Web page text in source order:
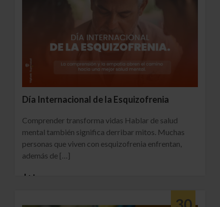
Día Internacional de la Esquizofrenia
Comprender transforma vidas Hablar de salud
mental también significa derribar mitos. Muchas
personas que viven con esquizofrenia enfrentan,
además de […]